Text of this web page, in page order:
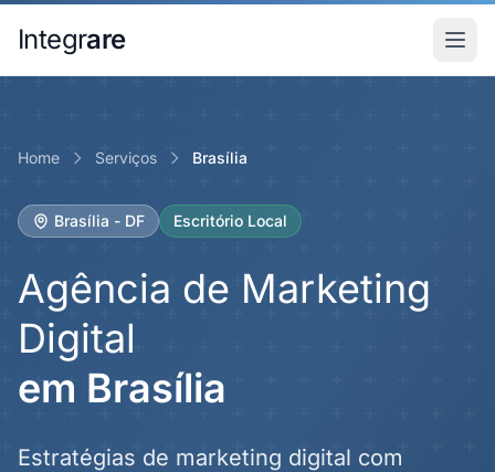
Integrare
Home Serviços Brasília
Brasília - DF Escritório Local
Agência de Marketing
Digital
em Brasília
Estratégias de marketing digital com